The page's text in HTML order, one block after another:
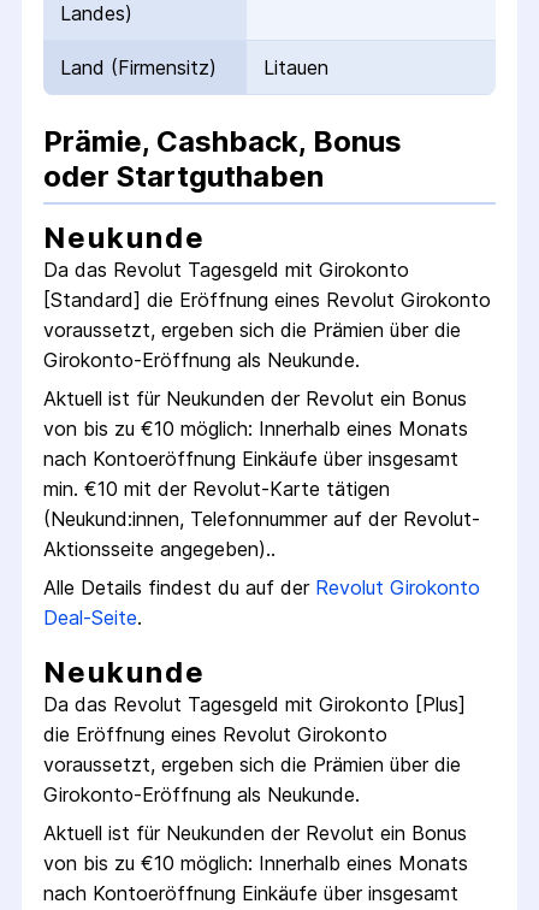
Landes)
Land (Firmensitz) Litauen
Prämie, Cashback, Bonus
oder Startguthaben
Neukunde
Da das Revolut Tagesgeld mit Girokonto
[Standard] die Eröffnung eines Revolut Girokonto
voraussetzt, ergeben sich die Prämien über die
Girokonto-Eröffnung als Neukunde.
Aktuell ist für Neukunden der Revolut ein Bonus
von bis zu €10 möglich: Innerhalb eines Monats
nach Konto­eröffnung Einkäufe über insgesamt
min. €10 mit der Revolut-Karte tätigen
(Neukund:innen, Telefon­nummer auf der Revolut-
Aktions­seite angegeben)..
Alle Details findest du auf der Revolut Girokonto
Deal-Seite.
Neukunde
Da das Revolut Tagesgeld mit Girokonto [Plus]
die Eröffnung eines Revolut Girokonto
voraussetzt, ergeben sich die Prämien über die
Girokonto-Eröffnung als Neukunde.
Aktuell ist für Neukunden der Revolut ein Bonus
von bis zu €10 möglich: Innerhalb eines Monats
nach Konto­eröffnung Einkäufe über insgesamt